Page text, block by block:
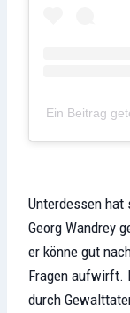
Ein Beitrag
Unterdessen hat
Georg Wandrey
er könne gut
Fragen aufwirft.
durch